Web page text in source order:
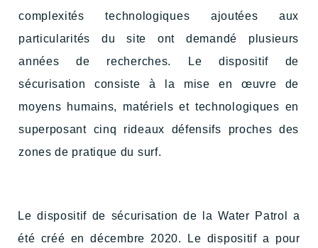
complexités technologiques ajoutées aux
particularités du site ont demandé plusieurs
années de recherches. Le dispositif de
sécurisation consiste à la mise en œuvre de
moyens humains, matériels et technologiques en
superposant cinq rideaux défensifs proches des
zones de pratique du surf.
Le dispositif de sécurisation de la Water Patrol a
été créé en décembre 2020. Le dispositif a pour